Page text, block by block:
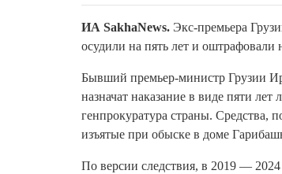
ИА SakhaNews. Экс-премьера
осудили на пять лет и оштрафовали
Бывший премьер-министр Грузии
назначат наказание в виде пяти
генпрокуратура страны. Средства,
изъятые при обыске в доме
По версии следствия, в 2019 —